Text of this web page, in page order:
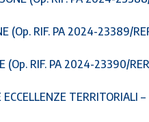
(Op. RIF. PA 2024-23389/
(Op. RIF. PA 2024-23390/
TERRITORIALI –